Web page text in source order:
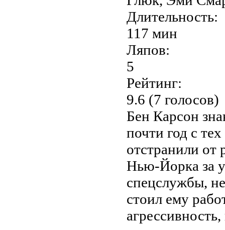
Длительность:
117 мин
Ляпов:
5
Рейтинг:
9.6 (7 голосов)
Бен Карсон
почти год с
отстранили от
Нью-Йорка за
спецслужбы,
стоил ему